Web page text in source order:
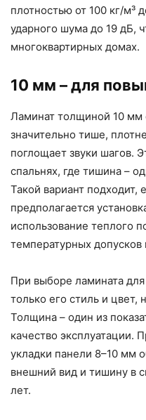
плотностью от 100 кг/м³
ударного шума до 19 дБ,
многоквартирных домах.
10 мм – для
Ламинат толщиной 10 мм
значительно тише,
поглощает звуки шагов.
спальнях, где тишина –
Такой вариант подходит,
предполагается
использование теплого
температурных допусков
При выборе ламината для
только его стиль и цвет,
Толщина – один из
качество эксплуатации.
укладки панели 8–10 мм
внешний вид и тишину в
лет.